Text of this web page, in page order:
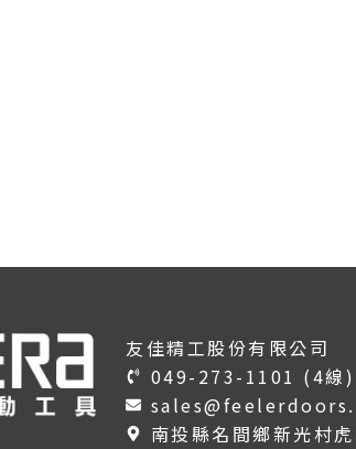
友佳精工股份有限公司
049-273-1101 (4線)
南投縣名間鄉新光村